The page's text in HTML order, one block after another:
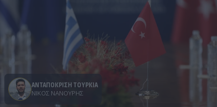
ΑΝΤΑΠΟΚΡΙΣΗ ΤΟΥΡΚΙΑ
ΝΊΚΟΣ ΝΑΝΟΎΡΗΣ